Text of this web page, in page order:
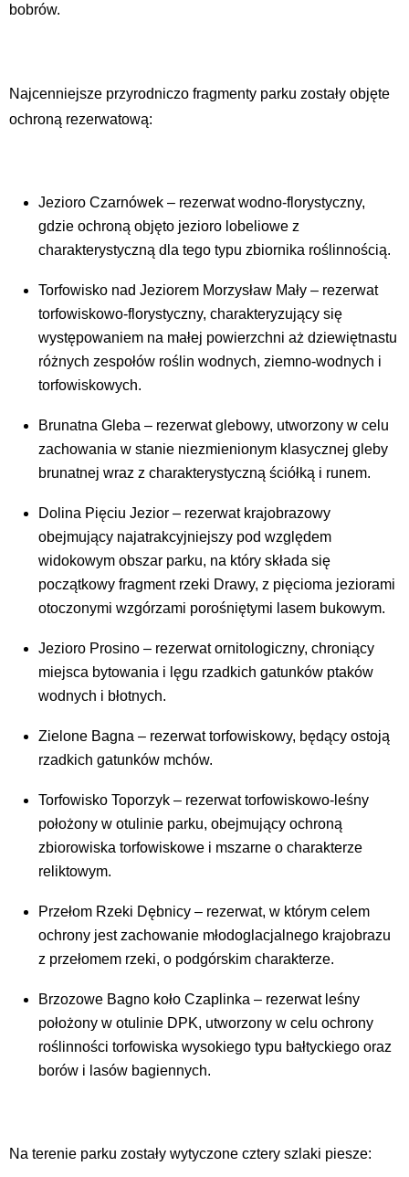
bobrów.
Najcenniejsze przyrodniczo fragmenty parku zostały objęte
ochroną rezerwatową:
Jezioro Czarnówek – rezerwat wodno-florystyczny,
gdzie ochroną objęto jezioro lobeliowe z
charakterystyczną dla tego typu zbiornika roślinnością.
Torfowisko nad Jeziorem Morzysław Mały – rezerwat
torfowiskowo-florystyczny, charakteryzujący się
występowaniem na małej powierzchni aż dziewiętnastu
różnych zespołów roślin wodnych, ziemno-wodnych i
torfowiskowych.
Brunatna Gleba – rezerwat glebowy, utworzony w celu
zachowania w stanie niezmienionym klasycznej gleby
brunatnej wraz z charakterystyczną ściółką i runem.
Dolina Pięciu Jezior – rezerwat krajobrazowy
obejmujący najatrakcyjniejszy pod względem
widokowym obszar parku, na który składa się
początkowy fragment rzeki Drawy, z pięcioma jeziorami
otoczonymi wzgórzami porośniętymi lasem bukowym.
Jezioro Prosino – rezerwat ornitologiczny, chroniący
miejsca bytowania i lęgu rzadkich gatunków ptaków
wodnych i błotnych.
Zielone Bagna – rezerwat torfowiskowy, będący ostoją
rzadkich gatunków mchów.
Torfowisko Toporzyk – rezerwat torfowiskowo-leśny
położony w otulinie parku, obejmujący ochroną
zbiorowiska torfowiskowe i mszarne o charakterze
reliktowym.
Przełom Rzeki Dębnicy – rezerwat, w którym celem
ochrony jest zachowanie młodoglacjalnego krajobrazu
z przełomem rzeki, o podgórskim charakterze.
Brzozowe Bagno koło Czaplinka – rezerwat leśny
położony w otulinie DPK, utworzony w celu ochrony
roślinności torfowiska wysokiego typu bałtyckiego oraz
borów i lasów bagiennych.
Na terenie parku zostały wytyczone cztery szlaki piesze: